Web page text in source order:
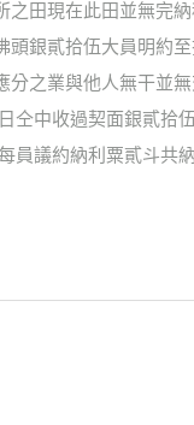
田現在此田並無完
銀貳拾伍大員明約
之業與他人無干並
中收過契面銀貳拾
員議約納利粟貳斗共